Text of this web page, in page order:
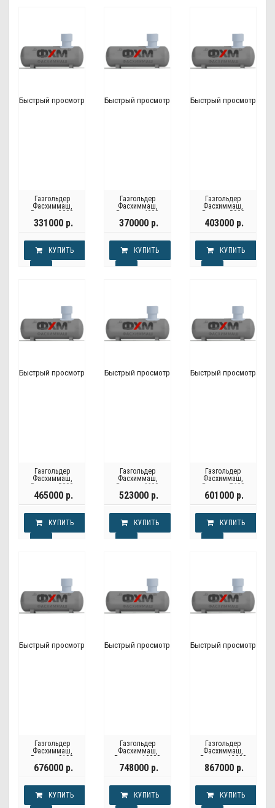
Быстрый просмотр
Газгольдер
Фасхиммаш,
Россия - 3000
литров
331000 р.
КУПИТЬ
Быстрый просмотр
Газгольдер
Фасхиммаш,
Россия - 4000
литров
370000 р.
КУПИТЬ
Быстрый просмотр
Газгольдер
Фасхиммаш,
Россия - 5000
литров
403000 р.
КУПИТЬ
Быстрый просмотр
Газгольдер
Фасхиммаш,
Россия - 5800
литров
465000 р.
КУПИТЬ
Быстрый просмотр
Газгольдер
Фасхиммаш,
Россия - 6600
литров
523000 р.
КУПИТЬ
Быстрый просмотр
Газгольдер
Фасхиммаш,
Россия - 7600
литров
601000 р.
КУПИТЬ
Быстрый просмотр
Газгольдер
Фасхиммаш,
Россия - 9100
литров
676000 р.
КУПИТЬ
Быстрый просмотр
Газгольдер
Фасхиммаш,
Россия - 10000
литров
748000 р.
КУПИТЬ
Быстрый просмотр
Газгольдер
Фасхиммаш,
Россия - 12000
литров
867000 р.
КУПИТЬ